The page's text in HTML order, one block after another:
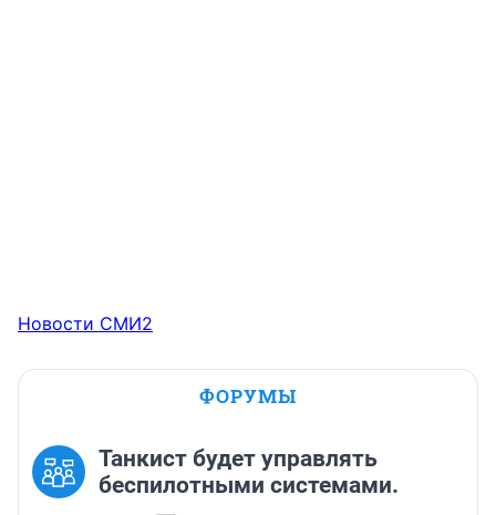
Новости СМИ2
ФОРУМЫ
Танкист будет управлять
беспилотными системами.